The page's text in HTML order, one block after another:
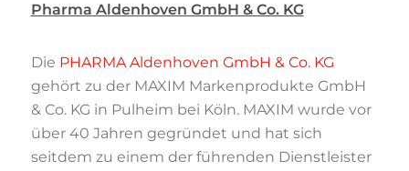
Pharma Aldenhoven GmbH & Co. KG
Die PHARMA Aldenhoven GmbH & Co. KG
gehört zu der MAXIM Markenprodukte GmbH
& Co. KG in Pulheim bei Köln. MAXIM wurde vor
über 40 Jahren gegründet und hat sich
seitdem zu einem der führenden Dienstleister